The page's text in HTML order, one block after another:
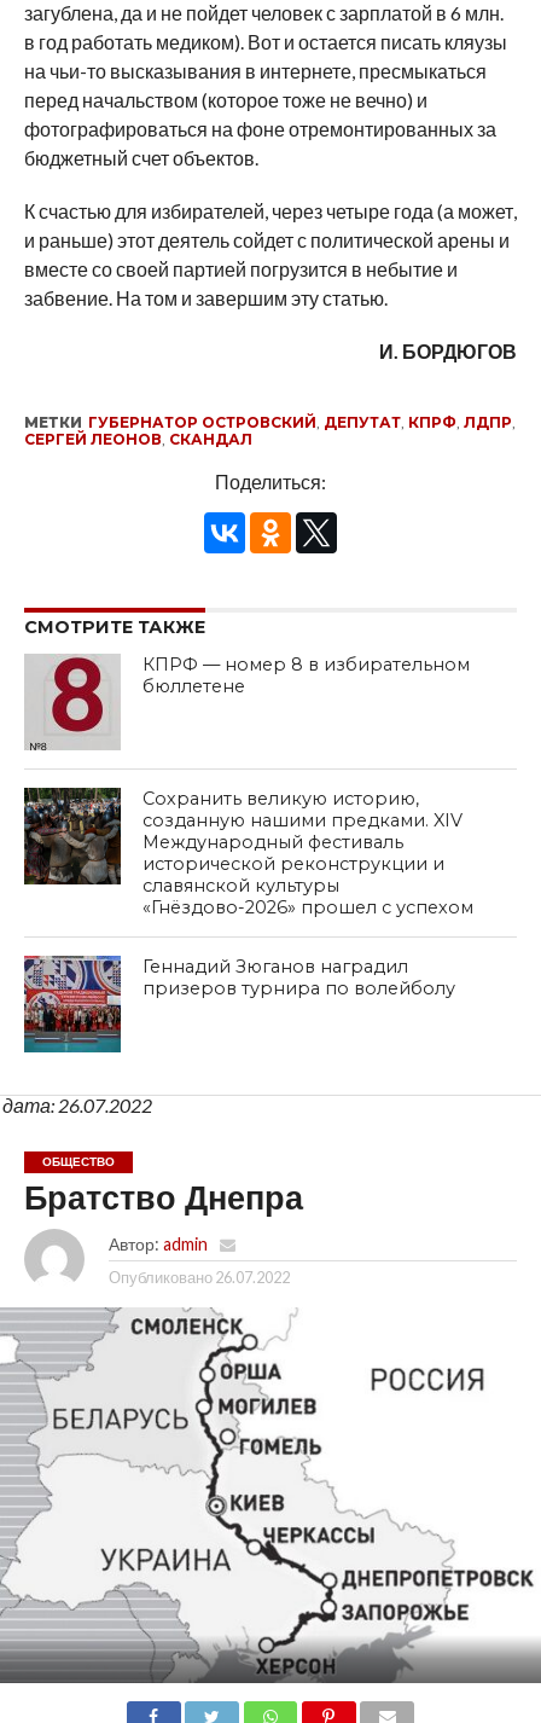
загублена, да и не пойдет человек с зарплатой в 6 млн.
в год работать медиком). Вот и остается писать кляузы
на чьи-то высказывания в интернете, пресмыкаться
перед начальством (которое тоже не вечно) и
фотографироваться на фоне отремонтированных за
бюджетный счет объектов.
К счастью для избирателей, через четыре года (а может,
и раньше) этот деятель сойдет с политической арены и
вместе со своей партией погрузится в небытие и
забвение. На том и завершим эту статью.
И. БОРДЮГОВ
МЕТКИ ГУБЕРНАТОР ОСТРОВСКИЙ, ДЕПУТАТ, КПРФ, ЛДПР,
СЕРГЕЙ ЛЕОНОВ, СКАНДАЛ
Поделиться:
СМОТРИТЕ ТАКЖЕ
КПРФ — номер 8 в избирательном
бюллетене
Сохранить великую историю,
созданную нашими предками. XIV
Международный фестиваль
исторической реконструкции и
славянской культуры
«Гнёздово-2026» прошел с успехом
Геннадий Зюганов наградил
призеров турнира по волейболу
дата: 26.07.2022
ОБЩЕСТВО
Братство Днепра
Автор: admin
Опубликовано 26.07.2022